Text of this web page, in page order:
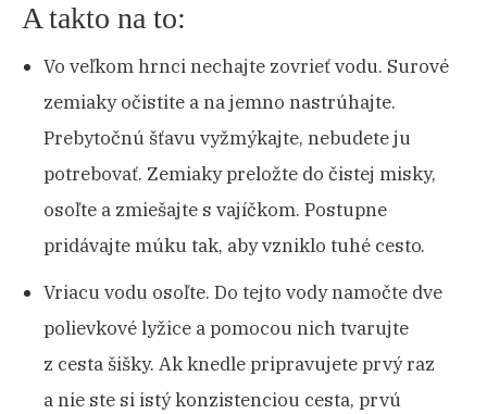
A takto na to:
Vo veľkom hrnci nechajte zovrieť vodu. Surové
zemiaky očistite a na jemno nastrúhajte.
Prebytočnú šťavu vyžmýkajte, nebudete ju
potrebovať. Zemiaky preložte do čistej misky,
osoľte a zmiešajte s vajíčkom. Postupne
pridávajte múku tak, aby vzniklo tuhé cesto.
Vriacu vodu osoľte. Do tejto vody namočte dve
polievkové lyžice a pomocou nich tvarujte
z cesta šišky. Ak knedle pripravujete prvý raz
a nie ste si istý konzistenciou cesta, prvú